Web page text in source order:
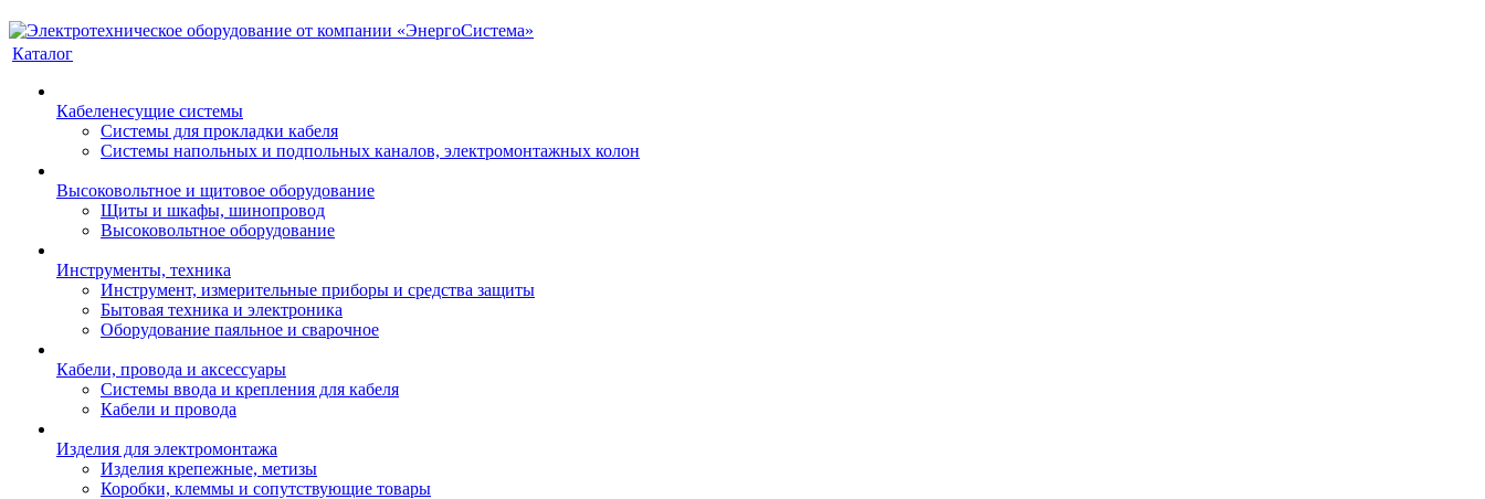
Каталог
Кабеленесущие системы
Системы для прокладки кабеля
Системы напольных и подпольных каналов, электромонтажных колон
Высоковольтное и щитовое оборудование
Щиты и шкафы, шинопровод
Высоковольтное оборудование
Инструменты, техника
Инструмент, измерительные приборы и средства защиты
Бытовая техника и электроника
Оборудование паяльное и сварочное
Кабели, провода и аксессуары
Системы ввода и крепления для кабеля
Кабели и провода
Изделия для электромонтажа
Изделия крепежные, метизы
Коробки, клеммы и сопутствующие товары